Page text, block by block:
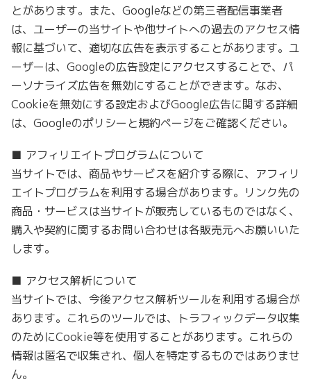
とがあります。また、Googleなどの第三者配信事業者
は、ユーザーの当サイトや他サイトへの過去のアクセス情
報に基づいて、適切な広告を表示することがあります。ユ
ーザーは、Googleの広告設定にアクセスすることで、パ
ーソナライズ広告を無効にすることができます。なお、
Cookieを無効にする設定およびGoogle広告に関する詳細
は、Googleのポリシーと規約ページをご確認ください。
■ アフィリエイトプログラムについて
当サイトでは、商品やサービスを紹介する際に、アフィリ
エイトプログラムを利用する場合があります。リンク先の
商品・サービスは当サイトが販売しているものではなく、
購入や契約に関するお問い合わせは各販売元へお願いいた
します。
■ アクセス解析について
当サイトでは、今後アクセス解析ツールを利用する場合が
あります。これらのツールでは、トラフィックデータ収集
のためにCookie等を使用することがあります。これらの
情報は匿名で収集され、個人を特定するものではありませ
ん。